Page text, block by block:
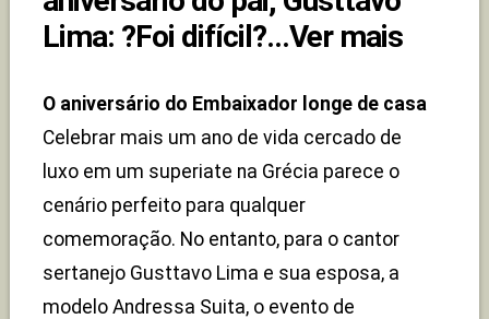
Lima: ?Foi difícil?...Ver mais
O aniversário do Embaixador longe de casa
Celebrar mais um ano de vida cercado de
luxo em um superiate na Grécia parece o
cenário perfeito para qualquer
comemoração. No entanto, para o cantor
sertanejo Gusttavo Lima e sua esposa, a
modelo Andressa Suita, o evento de